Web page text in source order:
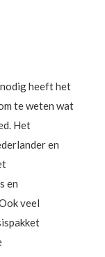
heeft het
te weten wat
Het
en
en
veel